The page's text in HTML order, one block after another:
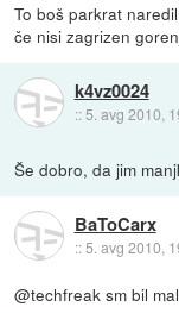
To boš parkrat
če nisi zagrizen
k4vz0024
:: 5. avg 2010,
Še dobro, da jim
BaToCarx
::5. avg 2010,
@techfreak sm bil